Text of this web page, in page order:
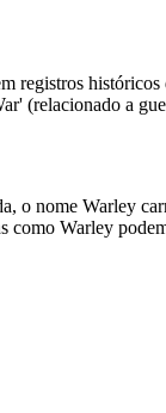
registros
(relacionado a
o nome Warley
Warley